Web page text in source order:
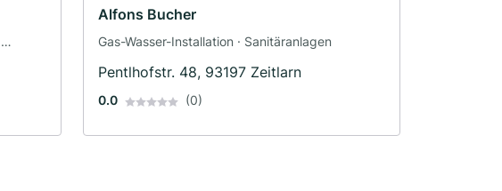
Alfons Bucher
Gas-Wasser-Installation · Sanitäranlagen
Pentlhofstr. 48, 93197 Zeitlarn
0.0 (0)